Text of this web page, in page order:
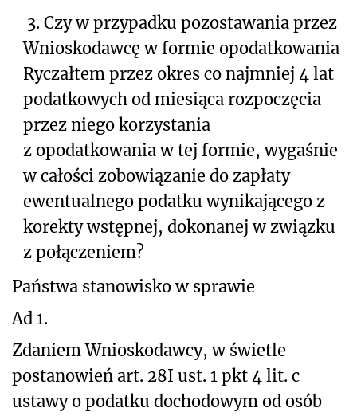
3. Czy w przypadku pozostawania przez
Wnioskodawcę w formie opodatkowania
Ryczałtem przez okres co najmniej 4 lat
podatkowych od miesiąca rozpoczęcia
przez niego korzystania
z opodatkowania w tej formie, wygaśnie
w całości zobowiązanie do zapłaty
ewentualnego podatku wynikającego z
korekty wstępnej, dokonanej w związku
z połączeniem?
Państwa stanowisko w sprawie
Ad 1.
Zdaniem Wnioskodawcy, w świetle
postanowień art. 28I ust. 1 pkt 4 lit. c
ustawy o podatku dochodowym od osób